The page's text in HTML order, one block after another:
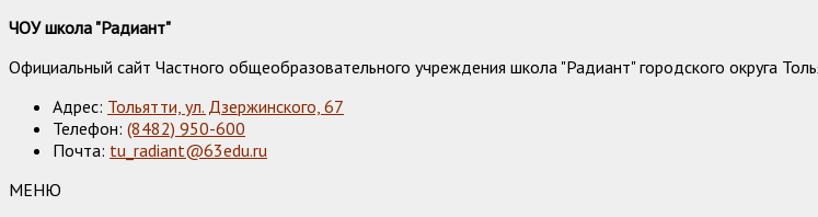
ЧОУ школа "Радиант"
Официальный сайт Частного общеобразовательного учреждения школа "Радиант" городского округа
Адрес: Тольятти, ул. Дзержинского, 67
Телефон: (8482) 950-600
Почта: tu_radiant@63edu.ru
МЕНЮ